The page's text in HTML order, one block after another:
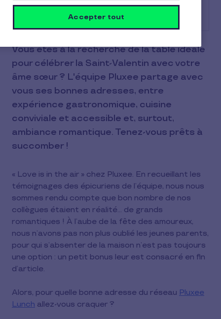
Vous êtes à la recherche de la table idéale
pour célébrer la Saint-Valentin avec votre
âme sœur ? L'équipe Pluxee partage avec
vous ses bonnes adresses, entre
expérience gastronomique, cuisine
conviviale et accessible et, surtout,
ambiance romantique. Tenez-vous prêts à
succomber !
« Love is in the air » chez Pluxee. En recueillant les
témoignages des épicuriens de l’équipe, nous nous
sommes rendu compte que bon nombre de nos
collègues étaient en réalité... de grands
romantiques ! À l’aube de la fête des amoureux,
nous n’avons pas non plus oublié les jeunes parents,
pour qui s’absenter de la maison n’est pas toujours
une option : un petit bonus leur est consacré en fin
d’article.
Alors, pour quelle bonne adresse du réseau Pluxee
Lunch allez-vous craquer ?
Accepter tout